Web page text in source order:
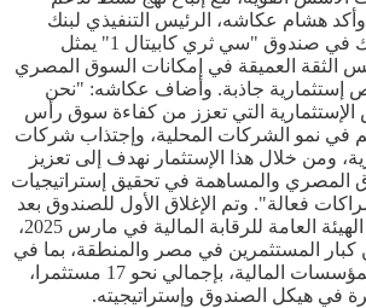
وأكد هشام عكاشه، الرئيس التنفيذي لبنك
مصر، أن إستثمار البنك في صندوق "سي ثري كابيتال 1" يمثل
الثقة العميقة في إمكانات السوق المصري
إستثمارية جاذبة. وأضاف عكاشه: "نحن
التي تعزز من كفاءة سوق رأس
في نمو الشركات المحلية، وإجتذاب شركات
ومن خلال هذا الإستثمار نهدف إلى تعزيز
المصري والمساهمة في تحقيق إستراتيجيات
فعالة". وتم الإغلاق الأول للصندوق بعد
الحصول على موافقة الهيئة العامة للرقابة المالية في مارس 2025،
المستثمرين في مصر والمنطقة، بما في
ذلك البنوك الرائدة والمؤسسات المالية، بإجمالي نحو 17 مستثمرا،
في هيكل الصندوق وإستراتيجيته.